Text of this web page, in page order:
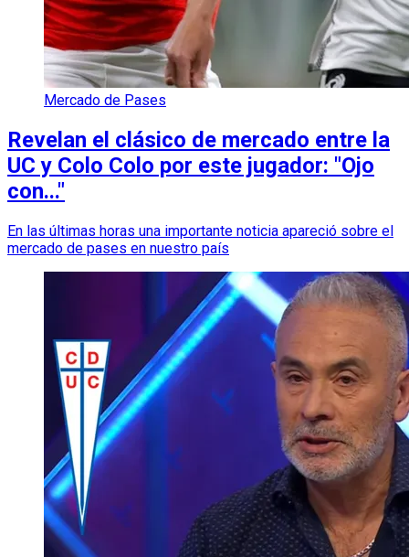
Mercado de Pases
Revelan el clásico de mercado entre la
UC y Colo Colo por este jugador: "Ojo
con..."
En las últimas horas una importante noticia apareció sobre el
mercado de pases en nuestro país